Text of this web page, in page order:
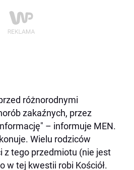
różnorodnymi
zakaźnych, przez
– informuje MEN.
Wielu rodziców
z tego przedmiotu (nie jest
w tej kwestii robi Kościół.